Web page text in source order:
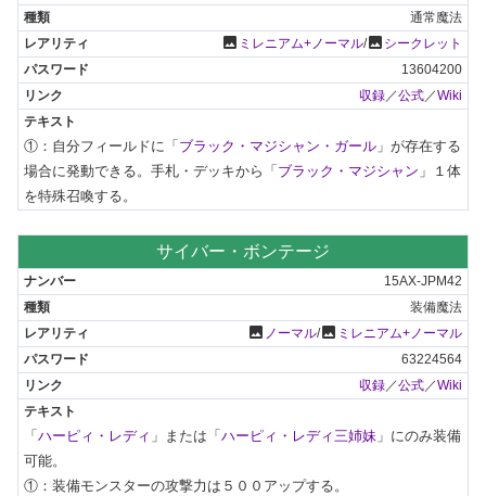
通常魔法
photo ミレニアム+ノーマル/photo シークレット
13604200
収録 ／公式 ／Wiki
①：自分フィールドに「 ブラック・マジシャン・ガール 」が存在する
場合に発動できる。手札・デッキから「 ブラック・マジシャン 」１体
を特殊召喚する。
サイバー・ボンテージ
15AX-JPM42
装備魔法
photo ノーマル/photo ミレニアム+ノーマル
63224564
収録／公式／Wiki
「 ハーピィ・レディ 」または「 ハーピィ・レディ三姉妹 」にのみ装備
可能。
①：装備モンスターの攻撃力は５００アップする。